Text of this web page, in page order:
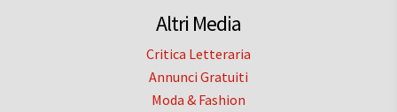
Altri Media
Critica Letteraria
Annunci Gratuiti
Moda & Fashion